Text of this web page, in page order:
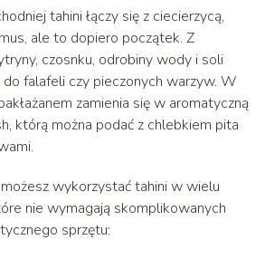
tahini łączy się z ciecierzycą,
ale to dopiero początek. Z
czosnku, odrobiny wody i soli
falafeli czy pieczonych warzyw. W
zamienia się w aromatyczną
którą można podać z chlebkiem pita
wykorzystać tahini w wielu
nie wymagają skomplikowanych
sprzętu: